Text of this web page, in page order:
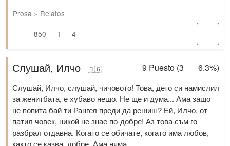
Prosa » Relatos
850
1 4
9 Puesto (3 6.3%)
Слушай, Илчо 🇧🇬
Слушай, Илчо, слушай, чичовото! Това, дето си намислил
за женитбата, е хубаво нещо. Не ще и дума... Ама защо
не попита бай ти Рангел преди да решиш? Ей, Илчо, от
патил човек, никой не знае по-добре! Аз това съм го
разбрал отдавна. Когато се обичате, когато има любов,